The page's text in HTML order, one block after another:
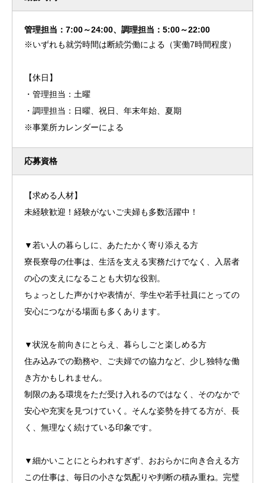
管理担当：7:00～24:00、調理担当：5:00～22:00
※いずれも就労時間は断続労働による（実働7時間程度）
【休日】
・管理担当：土曜
・調理担当：日曜、祝日、年末年始、夏期
※事業所カレンダーによる
応募資格
【求める人材】
未経験歓迎！経験がないご夫婦も多数活躍中！
▼若い人の暮らしに、あたたかく寄り添える方
寮長寮母の仕事は、生活を支える実務だけでなく、入居者
の心の支えになることも大切な役割。
ちょっとした声かけや表情が、学生や若手社員にとっての
安心につながる場面も多くあります。
▼状況を前向きにとらえ、暮らしごと楽しめる方
住み込みでの勤務や、ご夫婦での協力など、少し独特な働
き方かもしれません。
制限のある環境をただ受け入れるのではなく、そのなかで
安心や充実を見つけていく。そんな姿勢を持てる方が、長
く、無理なく続けている印象です。
▼細かいことにとらわれすぎず、おおらかに向き合える方
この仕事は、毎日の小さな気配りや判断の積み重ね。完璧